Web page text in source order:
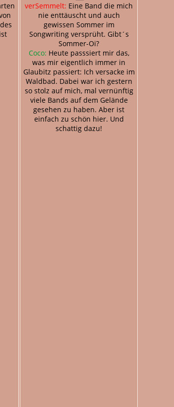
verSemmelt: Eine Band die mich
nie enttäuscht und auch
gewissen Sommer im
Songwriting versprüht. Gibt´s
Sommer-Oi?
Coco: Heute passsiert mir das,
was mir eigentlich immer in
Glaubitz passiert: Ich versacke im
Waldbad. Dabei war ich gestern
so stolz auf mich, mal vernünftig
viele Bands auf dem Gelände
gesehen zu haben. Aber ist
einfach zu schön hier. Und
schattig dazu!